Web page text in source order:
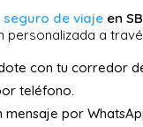
seguro de viajeen
personalizada a
con tu corredor
teléfono.
mensaje por